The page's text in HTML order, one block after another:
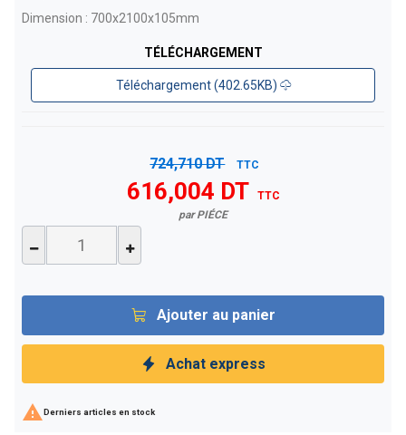
Dimension : 700x2100x105mm
TÉLÉCHARGEMENT
Téléchargement (402.65KB)
724,710 DT TTC
616,004 DT
TTC
par PIÉCE
Ajouter au panier
Achat express
Derniers articles en stock